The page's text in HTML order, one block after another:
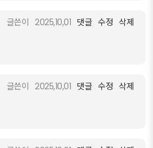
글쓴이 2025,10,01 댓글 수정 삭제
글쓴이 2025,10,01 댓글 수정 삭제